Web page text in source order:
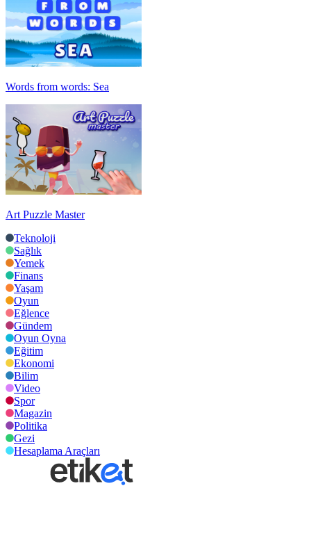
Words from words: Sea
Art Puzzle Master
Teknoloji
Sağlık
Yemek
Finans
Yaşam
Oyun
Eğlence
Gündem
Oyun Oyna
Eğitim
Ekonomi
Bilim
Video
Spor
Magazin
Politika
Gezi
Hesaplama Araçları